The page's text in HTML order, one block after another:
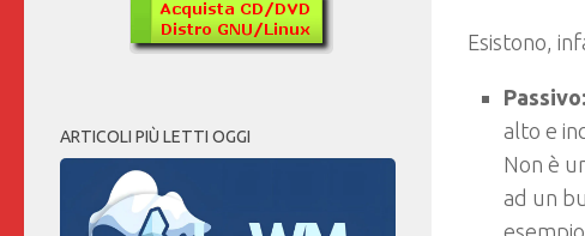
Esistono,
Passivo:
alto e
Non è
ad un
ARTICOLI PIÙ LETTI OGGI